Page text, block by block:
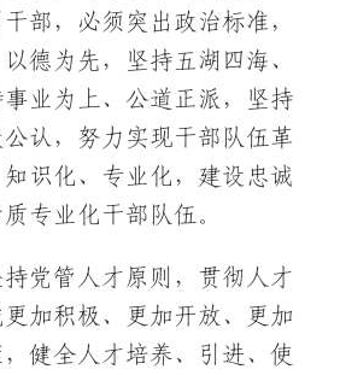
部，必须突出政治标准，
德为先，坚持五湖四海、
业为上、公道正派，坚持
认，努力实现干部队伍革
识化、专业化，建设忠诚
专业化干部队伍。
党管人才原则，贯彻人才
加积极、更加开放、更加
健全人才培养、引进、使